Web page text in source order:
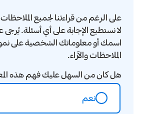
على الرغم من قراءتنا لجميع الملاحظات
لا نستطيع الإجابة على أي أسئلة. يُرجى
اسمك أو معلوماتك الشخصية على
الملاحظات والآراء.
هل كان من السهل عليك فهم هذه
نعم